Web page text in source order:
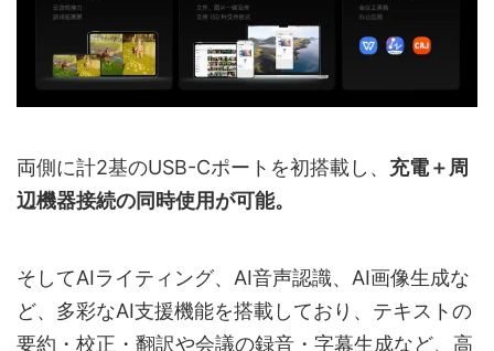
両側に計2基のUSB-Cポートを初搭載し、 充電＋周
辺機器接続の同時使用が可能。
そしてAIライティング、AI音声認識、AI画像生成な
ど、多彩なAI支援機能を搭載しており、テキストの
要約・校正・翻訳や会議の録音・字幕生成など、高